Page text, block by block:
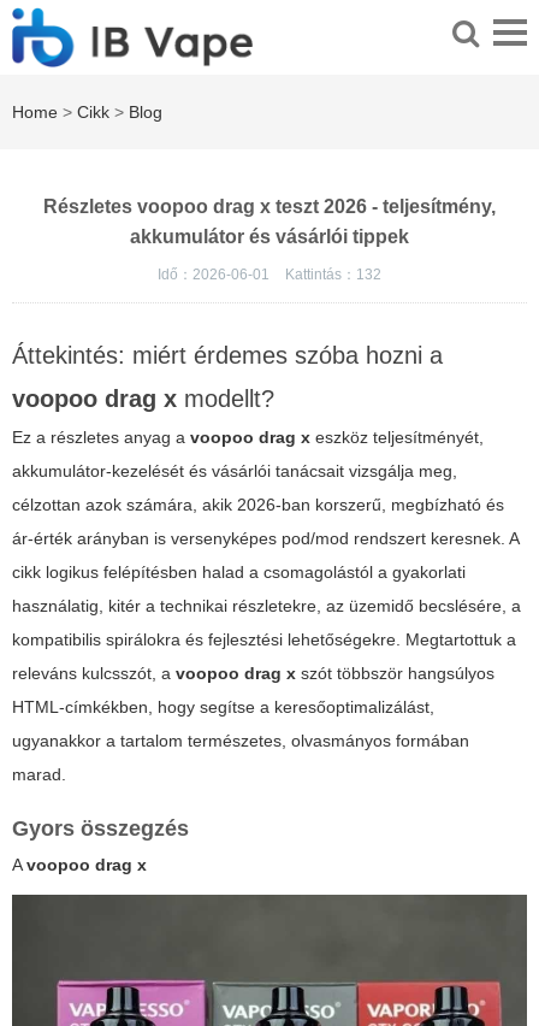
Home > Cikk > Blog
Részletes voopoo drag x teszt 2026 - teljesítmény,
akkumulátor és vásárlói tippek
Idő：2026-06-01 Kattintás： 132
Áttekintés: miért érdemes szóba hozni a
voopoo drag x modellt?
Ez a részletes anyag a voopoo drag x eszköz teljesítményét,
akkumulátor-kezelését és vásárlói tanácsait vizsgálja meg,
célzottan azok számára, akik 2026-ban korszerű, megbízható és
ár-érték arányban is versenyképes pod/mod rendszert keresnek. A
cikk logikus felépítésben halad a csomagolástól a gyakorlati
használatig, kitér a technikai részletekre, az üzemidő becslésére, a
kompatibilis spirálokra és fejlesztési lehetőségekre. Megtartottuk a
releváns kulcsszót, a voopoo drag x szót többször hangsúlyos
HTML-címkékben, hogy segítse a keresőoptimalizálást,
ugyanakkor a tartalom természetes, olvasmányos formában
marad.
Gyors összegzés
Avoopoo drag x